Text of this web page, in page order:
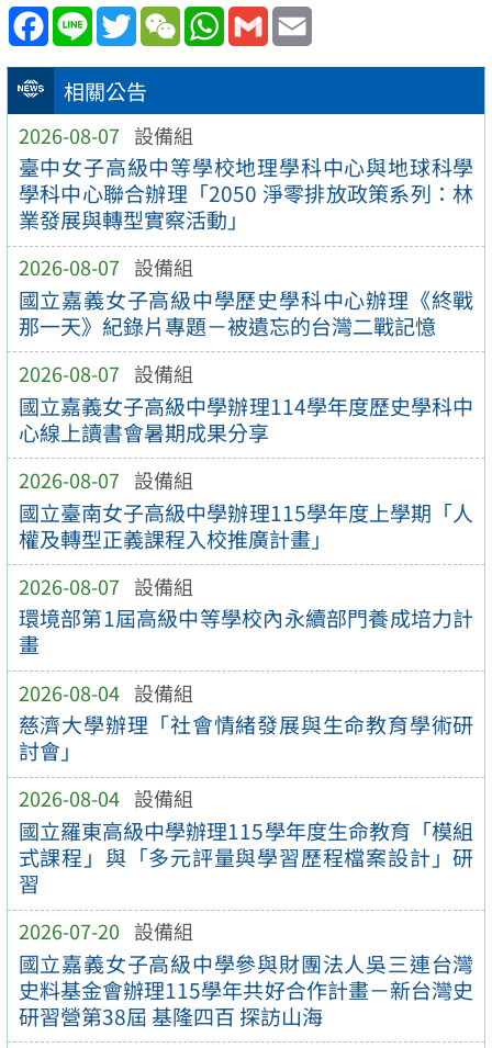
相關公告
2026-08-07 設備組
臺中女子高級中等學校地理學科中心與地球科學
學科中心聯合辦理「2050 淨零排放政策系列：林
業發展與轉型實察活動」
2026-08-07 設備組
國立嘉義女子高級中學歷史學科中心辦理《終戰
那一天》紀錄片專題－被遺忘的台灣二戰記憶
2026-08-07 設備組
國立嘉義女子高級中學辦理114學年度歷史學科中
心線上讀書會暑期成果分享
2026-08-07 設備組
國立臺南女子高級中學辦理115學年度上學期「人
權及轉型正義課程入校推廣計畫」
2026-08-07 設備組
環境部第1屆高級中等學校內永續部門養成培力計
畫
2026-08-04 設備組
慈濟大學辦理「社會情緒發展與生命教育學術研
討會」
2026-08-04 設備組
國立羅東高級中學辦理115學年度生命教育「模組
式課程」與「多元評量與學習歷程檔案設計」研
習
2026-07-20 設備組
國立嘉義女子高級中學參與財團法人吳三連台灣
史料基金會辦理115學年共好合作計畫－新台灣史
研習營第38屆 基隆四百 探訪山海
Facebook
Line TwitterWeChatWhatsApp
Gmail